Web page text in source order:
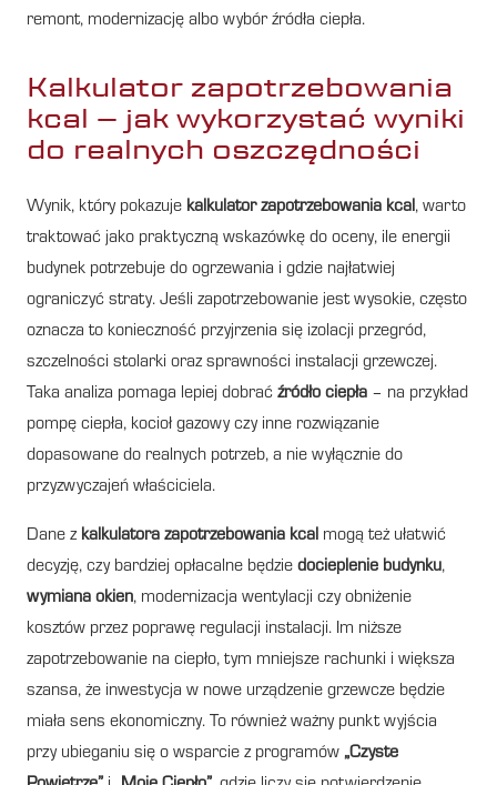
remont, modernizację albo wybór źródła ciepła.
Kalkulator zapotrzebowania
kcal – jak wykorzystać wyniki
do realnych oszczędności
Wynik, który pokazuje kalkulator zapotrzebowania kcal, warto
traktować jako praktyczną wskazówkę do oceny, ile energii
budynek potrzebuje do ogrzewania i gdzie najłatwiej
ograniczyć straty. Jeśli zapotrzebowanie jest wysokie, często
oznacza to konieczność przyjrzenia się izolacji przegród,
szczelności stolarki oraz sprawności instalacji grzewczej.
Taka analiza pomaga lepiej dobrać źródło ciepła – na przykład
pompę ciepła, kocioł gazowy czy inne rozwiązanie
dopasowane do realnych potrzeb, a nie wyłącznie do
przyzwyczajeń właściciela.
Dane z kalkulatora zapotrzebowania kcal mogą też ułatwić
decyzję, czy bardziej opłacalne będzie docieplenie budynku,
wymiana okien, modernizacja wentylacji czy obniżenie
kosztów przez poprawę regulacji instalacji. Im niższe
zapotrzebowanie na ciepło, tym mniejsze rachunki i większa
szansa, że inwestycja w nowe urządzenie grzewcze będzie
miała sens ekonomiczny. To również ważny punkt wyjścia
przy ubieganiu się o wsparcie z programów „Czyste